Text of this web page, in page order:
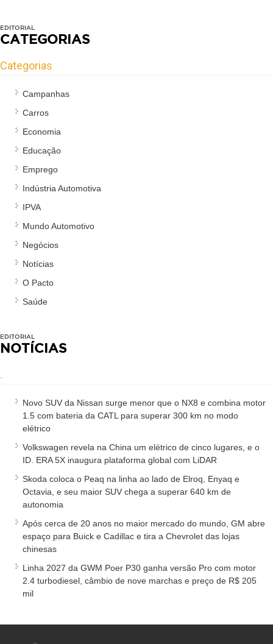
EDITORIAL
CATEGORIAS
Categorias
Campanhas
Carros
Economia
Educação
Emprego
Indústria Automotiva
IPVA
Mundo Automotivo
Negócios
Notícias
O Pacto
Saúde
EDITORIAL
NOTÍCIAS
.
Novo SUV da Nissan surge menor que o NX8 e combina motor
1.5 com bateria da CATL para superar 300 km no modo
elétrico
Volkswagen revela na China um elétrico de cinco lugares, e o
ID. ERA 5X inaugura plataforma global com LiDAR
Skoda coloca o Peaq na linha ao lado de Elroq, Enyaq e
Octavia, e seu maior SUV chega a superar 640 km de
autonomia
Após cerca de 20 anos no maior mercado do mundo, GM abre
espaço para Buick e Cadillac e tira a Chevrolet das lojas
chinesas
Linha 2027 da GWM Poer P30 ganha versão Pro com motor
2.4 turbodiesel, câmbio de nove marchas e preço de R$ 205
mil